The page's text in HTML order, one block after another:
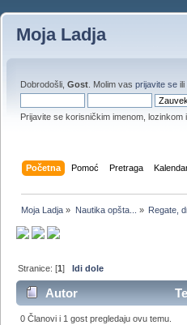
Moja Ladja
Dobrodošli, Gost . Molim vas prijavite se ili
Prijavite se korisničkim imenom, lozinkom
Početna Pomoć Pretraga
Moja Ladja » Nautika opšta... » Regate,
Stranice: [1]Idi dole
Autor
0 Članovi i 1 gost pregledaju ovu temu.